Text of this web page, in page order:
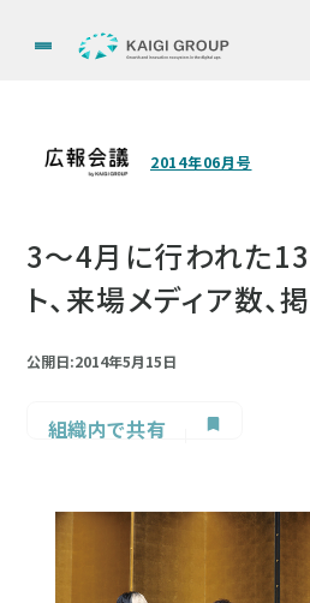
2014年06月号
3～4月に行われた
ト、来場メディア数、
公開日:2014年5月15日
組織内で共有